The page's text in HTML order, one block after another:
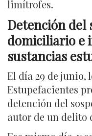
limítrofes.
Detención del
domiciliario e
sustancias
El día 29 de junio,
Estupefacientes
detención del
autor de un delito